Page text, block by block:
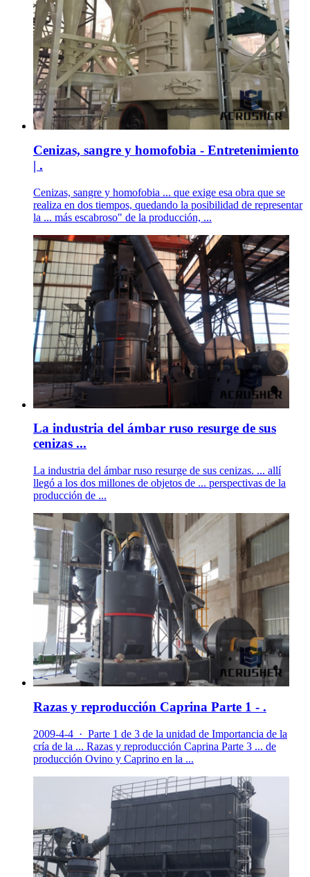
Cenizas, sangre y homofobia - Entretenimiento
| .
Cenizas, sangre y homofobia ... que exige esa obra que se
realiza en dos tiempos, quedando la posibilidad de representar
la ... más escabroso" de la producción, ...
La industria del ámbar ruso resurge de sus
cenizas ...
La industria del ámbar ruso resurge de sus cenizas. ... allí
llegó a los dos millones de objetos de ... perspectivas de la
producción de ...
Razas y reproducción Caprina Parte 1 - .
2009-4-4 · Parte 1 de 3 de la unidad de Importancia de la
cría de la ... Razas y reproducción Caprina Parte 3 ... de
producción Ovino y Caprino en la ...